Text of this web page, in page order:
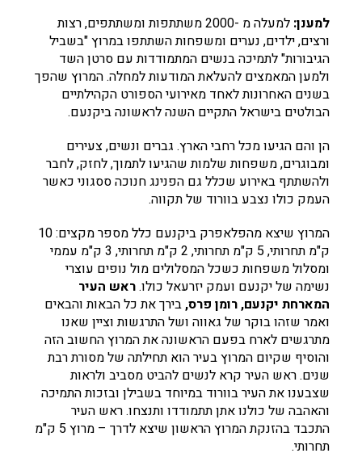
למענן:
למעלה מ -2000 משתתפות ומשתתפים, רצות
ורצים, ילדים, נערים ומשפחות השתתפו במרוץ "בשביל
הגיבורות" לתמיכה בנשים המתמודדות עם סרטן השד
ולמען המאמצים להעלאת המודעות למחלה. המרוץ שהפך
בשנים האחרונות לאחד מאירועי הספורט הקהילתיים
הבולטים בישראל התקיים השנה לראשונה ביקנעם.
הן והם הגיעו מכל רחבי הארץ. גברים ונשים, צעירים
ומבוגרים, משפחות שלמות שהגיעו לתמוך, לחזק, לחבר
ולהשתתף באירוע שכלל גם הפנינג חנוכה ססגוני כאשר
העמק כולו נצבע בוורוד של תקווה.
המרוץ שיצא מהפלאפרק ביקנעם כלל מספר מקצים: 10
ק"מ תחרותי, 5 ק"מ תחרותי, 2 ק"מ תחרותי, 3 ק"מ עממי
ומסלול משפחות כשכל המסלולים מול נופים עוצרי
נשימה של יקנעם ועמק יזרעאל כולו.ראש העיר
המארחת יקנעם, רומן פרס,בירך את כל הבאות והבאים
ואמר שזהו בוקר של גאווה ושל התרגשות וציין שאנו
מתרגשים לארח בפעם הראשונה את המרוץ החשוב הזה
והוסיף שקיום המרוץ בעיר הוא תחילתה של מסורת רבת
שנים. ראש העיר קרא לנשים להביט מסביב ולראות
שצבענו את העיר בוורוד במיוחד בשבילן ובזכות התמיכה
והאהבה של כולנו אתן תתמודדו ותנצחו. ראש העיר
התכבד בהזנקת המרוץ הראשון שיצא לדרך – מרוץ 5 ק"מ
תחרותי.